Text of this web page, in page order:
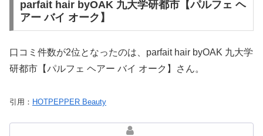
parfait hair byOAK 九大学研都市【パルフェ ヘ
アー バイ オーク】
口コミ件数が2位となったのは、parfait hair byOAK 九大学
研都市【パルフェ ヘアー バイ オーク】さん。
引用： HOTPEPPER Beauty